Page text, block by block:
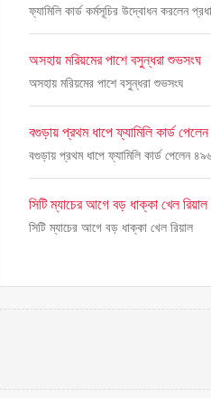
ফ্যামিলি কার্ড কর্মসূচির উদ্বোধন করলেন
অসহায় মরিয়মের পাশে বসুন্ধরা শুভসংঘ
অসহায় মরিয়মের পাশে বসুন্ধরা শুভসংঘ
বগুড়ায় প্রথম ধাপে ফ্যামিলি কার্ড
বগুড়ায় প্রথম ধাপে ফ্যামিলি কার্ড পেলেন
সিটি ম্যাচের আগে বড় ধাক্কা খেল রিয়াল
সিটি ম্যাচের আগে বড় ধাক্কা খেল রিয়াল